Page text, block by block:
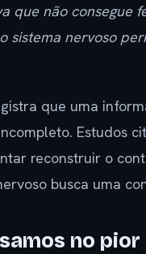
que não consegue
sistema nervoso
que uma
Estudos
reconstruir o
busca uma
no